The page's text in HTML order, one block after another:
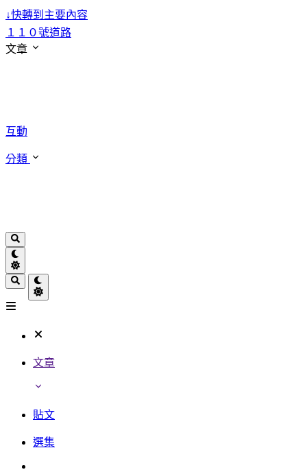
↓快轉到主要內容
１１０號道路
文章
互動
分類
文章
貼文
選集